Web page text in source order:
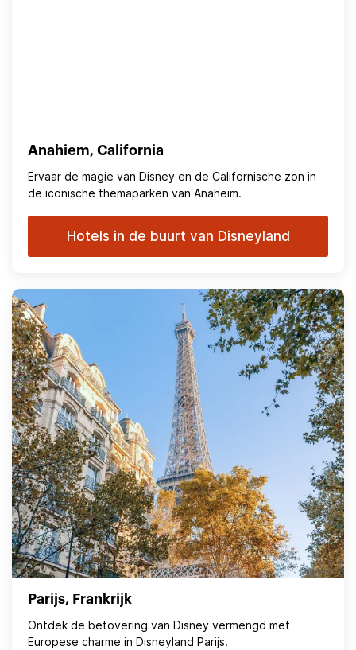
Anahiem, California
Ervaar de magie van Disney en de Californische zon in
de iconische themaparken van Anaheim.
Hotels in de buurt van Disneyland
Parijs, Frankrijk
Ontdek de betovering van Disney vermengd met
Europese charme in Disneyland Parijs.